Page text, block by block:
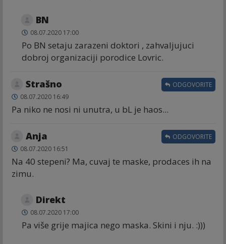
BN
08.07.2020 17:00
Po BN setaju zarazeni doktori , zahvaljujuci
dobroj organizaciji porodice Lovric.
Strašno
08.07.2020 16:49
Pa niko ne nosi ni unutra, u bL je haos...
ODGOVORITE
Anja
08.07.2020 16:51
Na 40 stepeni? Ma, cuvaj te maske, prodaces ih na
zimu.
ODGOVORITE
Direkt
08.07.2020 17:00
Pa više grije majica nego maska. Skini i nju. :)))